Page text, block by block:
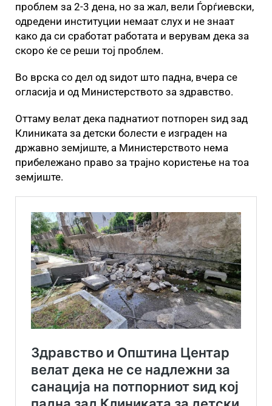
проблем за 2-3 дена, но за жал, вели Ѓорѓиевски,
одредени институции немаат слух и не знаат
како да си сработат работата и верувам дека за
скоро ќе се реши тој проблем.
Во врска со дел од ѕидот што падна, вчера се
огласија и од Министерството за здравство.
Оттаму велат дека паднатиот потпорен ѕид зад
Клиниката за детски болести е изграден на
државно земјиште, а Министерството нема
прибележано право за трајно користење на тоа
земјиште.